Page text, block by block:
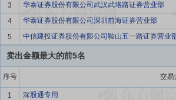
3
华泰证券股份有限公司武汉武珞路证券营业部
4
华泰证券股份有限公司深圳前海证券营业部
5
中信建投证券股份有限公司鞍山五一路证券营业
卖出金额最大的前5名
序号 交易
1
深股通专用